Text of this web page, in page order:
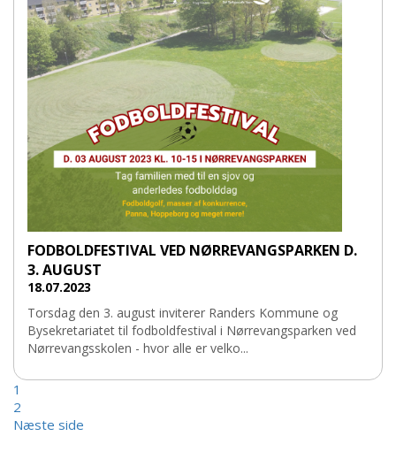
FODBOLDFESTIVAL VED NØRREVANGSPARKEN D.
3. AUGUST
18.07.2023
Torsdag den 3. august inviterer Randers Kommune og
Bysekretariatet til fodboldfestival i Nørrevangsparken ved
Nørrevangsskolen - hvor alle er velko...
1
2
Næste side